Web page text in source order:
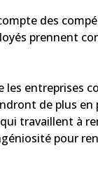
des
prennent
entreprises
de plus
travaillent à
pour